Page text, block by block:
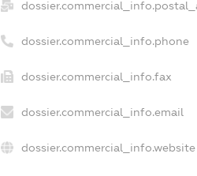
dossier.commercial_info.phone
dossier.commercial_info.fax
dossier.commercial_info.email
dossier.commercial_info.website